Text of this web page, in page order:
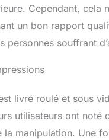
Cependant, cela
un bon rapport
personnes souffrant
livré roulé et sous
utilisateurs ont
manipulation. Une